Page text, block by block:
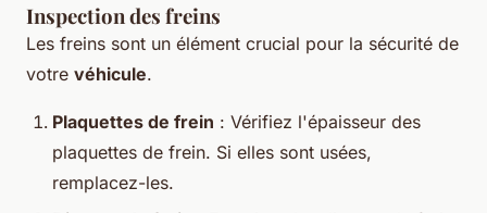
Inspection des freins
Les freins sont un élément crucial pour la sécurité de
votre véhicule.
Plaquettes de frein : Vérifiez l'épaisseur des
plaquettes de frein. Si elles sont usées,
remplacez-les.